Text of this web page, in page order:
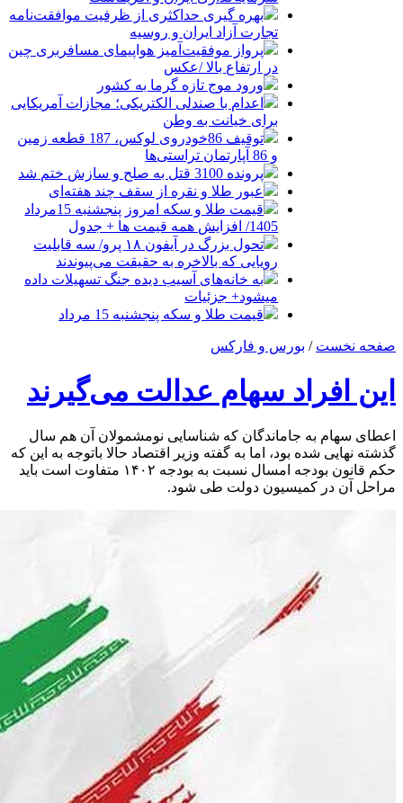
بهره گیری حداکثری از ظرفیت موافقت‌نامه
تجارت آزاد ایران و روسیه
پرواز موفقیت‌آمیز هواپیمای مسافربری چین
در ارتفاع بالا /عکس
ورود موج تازه گرما به کشور
اعدام با صندلی الکتریکی؛ مجازات آمریکایی
برای خیانت به وطن
توقیف 86خودروی لوکس، 187 قطعه زمین
و 86 آپارتمان تراستی‌ها
پرونده 3100 قتل به صلح و سازش ختم شد
عبور طلا و نقره از سقف چند هفته‌ای
قیمت طلا و سکه امروز پنجشنبه 15مرداد
1405/ افزایش همه قیمت ها + جدول
تحول بزرگ در آیفون ۱۸ پرو/ سه قابلیت
رویایی که بالاخره به حقیقت می‌پیوندند
به خانه‌های آسیب دیده جنگ تسهیلات داده
میشود+ جزئیات
قیمت طلا و سکه پنجشنبه 15 مرداد
صفحه نخست / بورس و فارکس
این افراد سهام عدالت می‌گیرند
اعطای سهام به جاماندگان که شناسایی نومشمولان آن هم سال
گذشته نهایی شده بود، اما به گفته وزیر اقتصاد حالا باتوجه به این که
حکم قانون بودجه امسال نسبت به بودجه ۱۴۰۲ متفاوت است باید
مراحل آن در کمیسیون دولت طی شود.